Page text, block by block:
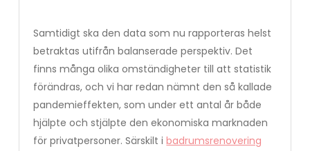
Samtidigt ska den data som nu rapporteras helst
betraktas utifrån balanserade perspektiv. Det
finns många olika omständigheter till att statistik
förändras, och vi har redan nämnt den så kallade
pandemieffekten, som under ett antal år både
hjälpte och stjälpte den ekonomiska marknaden
för privatpersoner. Särskilt ibadrumsrenovering